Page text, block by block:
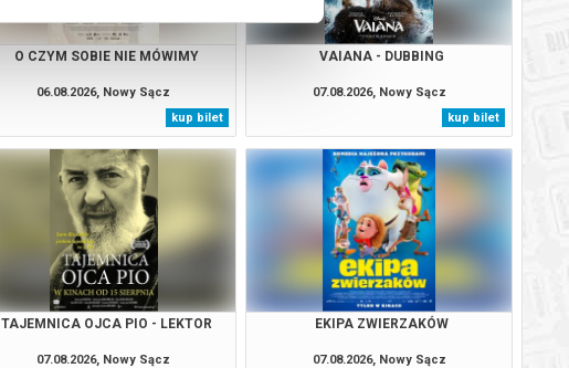
O CZYM SOBIE NIE MÓWIMY
06.08.2026, Nowy Sącz
kup bilet
VAIANA - DUBBING
07.08.2026, Nowy Sącz
kup bilet
TAJEMNICA OJCA PIO - LEKTOR
07.08.2026, Nowy Sącz
EKIPA ZWIERZAKÓW
07.08.2026, Nowy Sącz